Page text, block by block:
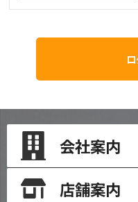
会社案内
店舗案内